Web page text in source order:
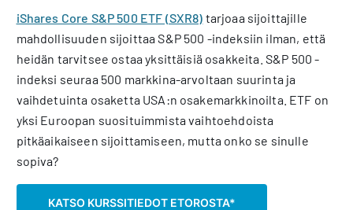
iShares Core S&P 500 ETF (SXR8) tarjoaa sijoittajille
mahdollisuuden sijoittaa S&P 500 -indeksiin ilman, että
heidän tarvitsee ostaa yksittäisiä osakkeita. S&P 500 -
indeksi seuraa 500 markkina-arvoltaan suurinta ja
vaihdetuinta osaketta USA:n osakemarkkinoilta. ETF on
yksi Euroopan suosituimmista vaihtoehdoista
pitkäaikaiseen sijoittamiseen, mutta onko se sinulle
sopiva?
KATSO KURSSITIEDOT ETOROSTA*